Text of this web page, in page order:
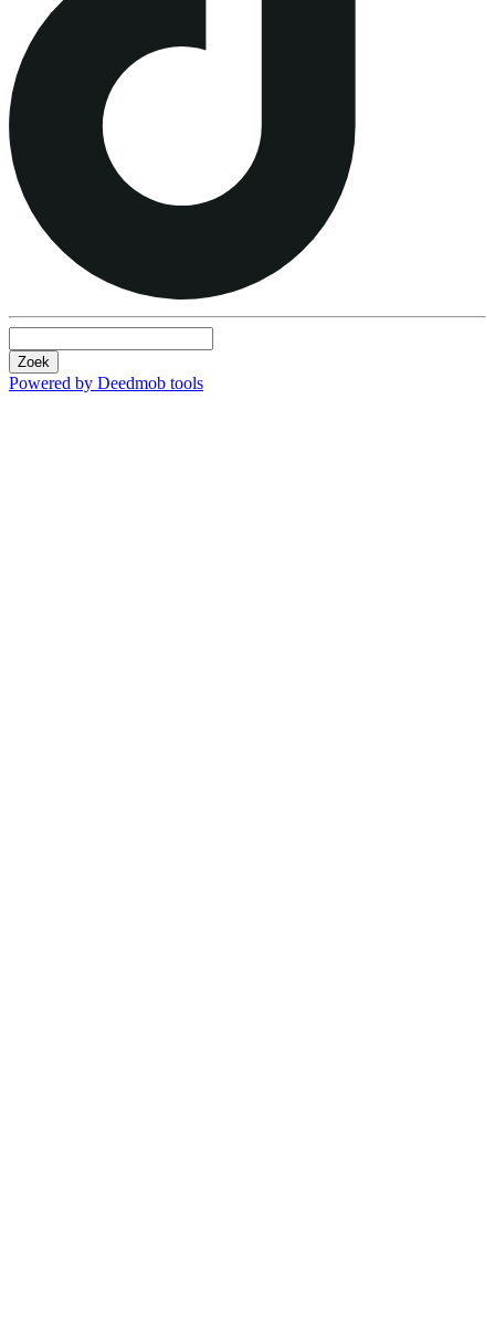
Zoek
Powered by Deedmob tools